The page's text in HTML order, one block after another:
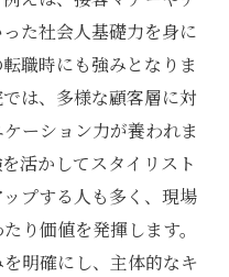
た社会人基礎力を身に
職時にも強みとなりま
は、多様な顧客層に対
ーション力が養われま
活かしてスタイリスト
プする人も多く、現場
り価値を発揮します。
明確にし、主体的なキ